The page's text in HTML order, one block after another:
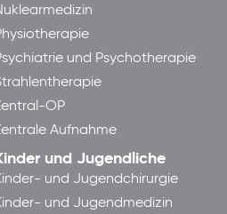
und Psychotherapie
OP
Aufnahme
und Jugendliche
und Jugendchirurgie
und Jugendmedizin